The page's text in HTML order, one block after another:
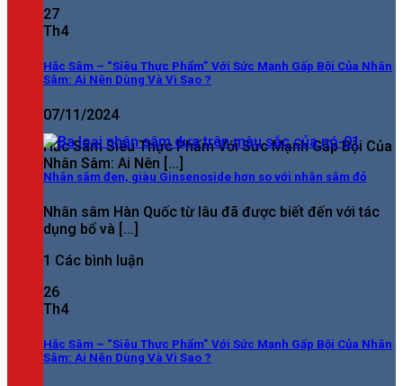
27
Th4
Hắc Sâm – “Siêu Thực Phẩm” Với Sức Mạnh Gấp Bội Của Nhân
Sâm: Ai Nên Dùng Và Vì Sao ?
07/11/2024
Hắc Sâm Siêu Thực Phẩm Với Sức Mạnh Gấp Bội Của
Nhân Sâm: Ai Nên [...]
Nhân sâm đen, giàu Ginsenoside hơn so với nhân sâm đỏ
Nhân sâm Hàn Quốc từ lâu đã được biết đến với tác
dụng bổ và [...]
1 Các bình luận
26
Th4
Hắc Sâm – “Siêu Thực Phẩm” Với Sức Mạnh Gấp Bội Của Nhân
Sâm: Ai Nên Dùng Và Vì Sao ?